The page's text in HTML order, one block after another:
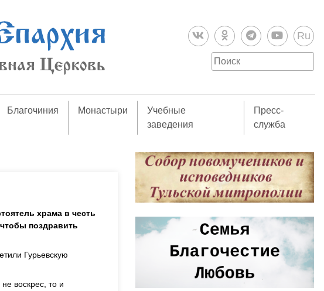
Ru
Благочиния Монастыри
Учебные
заведения
Пресс-
служба
храма в честь
поздравить
Гурьевскую
воскрес, то и